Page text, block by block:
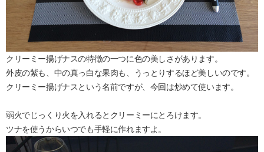
クリーミー揚げナスの特徴の一つに色の美しさがあります。
外皮の紫も、中の真っ白な果肉も、うっとりするほど美しいのです。
クリーミー揚げナスという名前ですが、今回は炒めて使います。
弱火でじっくり火を入れるとクリーミーにとろけます。
ツナを使うからいつでも手軽に作れますよ。